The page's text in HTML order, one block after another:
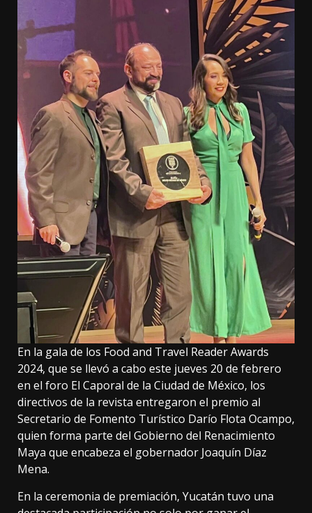
En la gala de los Food and Travel Reader Awards
2024, que se llevó a cabo este jueves 20 de febrero
en el foro El Caporal de la Ciudad de México, los
directivos de la revista entregaron el premio al
Secretario de Fomento Turístico Darío Flota Ocampo,
quien forma parte del Gobierno del Renacimiento
Maya que encabeza el gobernador Joaquín Díaz
Mena.
En la ceremonia de premiación, Yucatán tuvo una